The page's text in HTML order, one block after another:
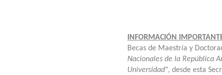
NFORMACIÓN
Becas de Maestría y
Nacionales de la República
Universidad", desde esta